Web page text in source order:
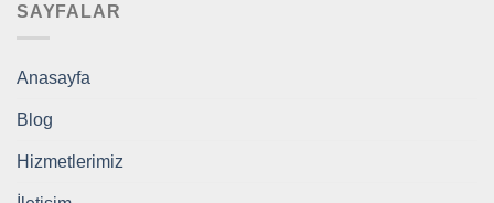
SAYFALAR
Anasayfa
Blog
Hizmetlerimiz